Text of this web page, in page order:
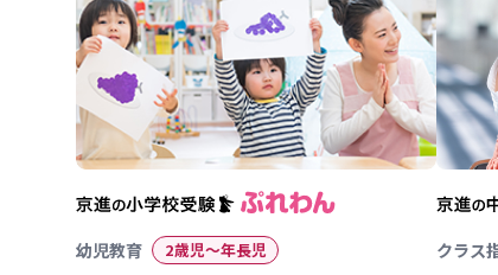
幼児教育 2歳児〜年長児 クラス